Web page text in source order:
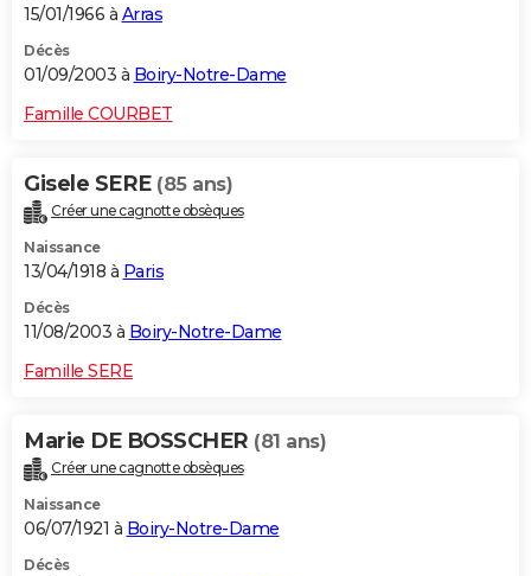
15/01/1966 à Arras
Décès
01/09/2003 à Boiry-Notre-Dame
Famille COURBET
Gisele SERE (85 ans)
Créer une cagnotte obsèques
Naissance
13/04/1918 à Paris
Décès
11/08/2003 à Boiry-Notre-Dame
Famille SERE
Marie DE BOSSCHER (81 ans)
Créer une cagnotte obsèques
Naissance
06/07/1921 à Boiry-Notre-Dame
Décès